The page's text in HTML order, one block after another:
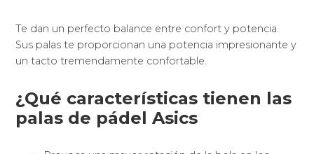
Te dan un perfecto balance entre confort y potencia.
Sus palas te proporcionan una potencia impresionante y
un tacto tremendamente confortable.
¿Qué características tienen las
palas de pádel Asics